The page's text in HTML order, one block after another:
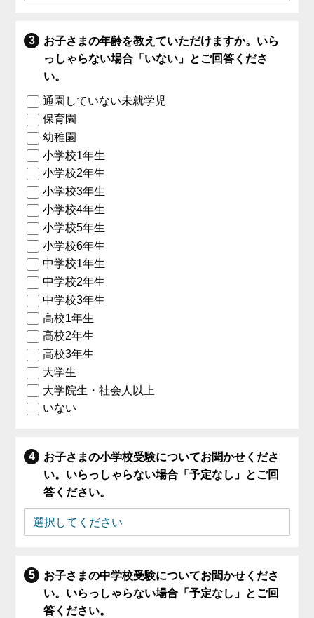
お子さまの年齢を教えていただけますか。いら
っしゃらない場合「いない」とご回答くださ
い。
通園していない未就学児
保育園
幼稚園
小学校1年生
小学校2年生
小学校3年生
小学校4年生
小学校5年生
小学校6年生
中学校1年生
中学校2年生
中学校3年生
高校1年生
高校2年生
高校3年生
大学生
大学院生・社会人以上
いない
お子さまの小学校受験についてお聞かせくださ
い。いらっしゃらない場合「予定なし」とご回
答ください。
お子さまの中学校受験についてお聞かせくださ
い。いらっしゃらない場合「予定なし」とご回
答ください。